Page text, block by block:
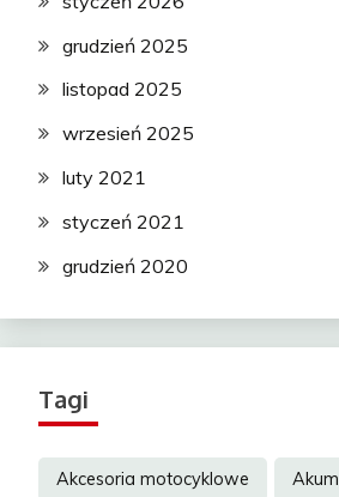
grudzień 2025
listopad 2025
wrzesień 2025
luty 2021
styczeń 2021
grudzień 2020
Tagi
Akcesoria motocyklowe